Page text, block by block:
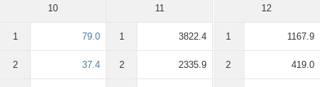
10
1 79.0
2 37.4
11
1 3822.4
2 2335.9
12
1 1167.9
2 419.0